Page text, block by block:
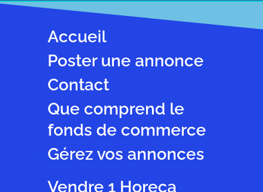
Accueil
Poster une annonce
Contact
Que comprend le
fonds de commerce
Gérez vos annonces
Vendre 1 Horeca